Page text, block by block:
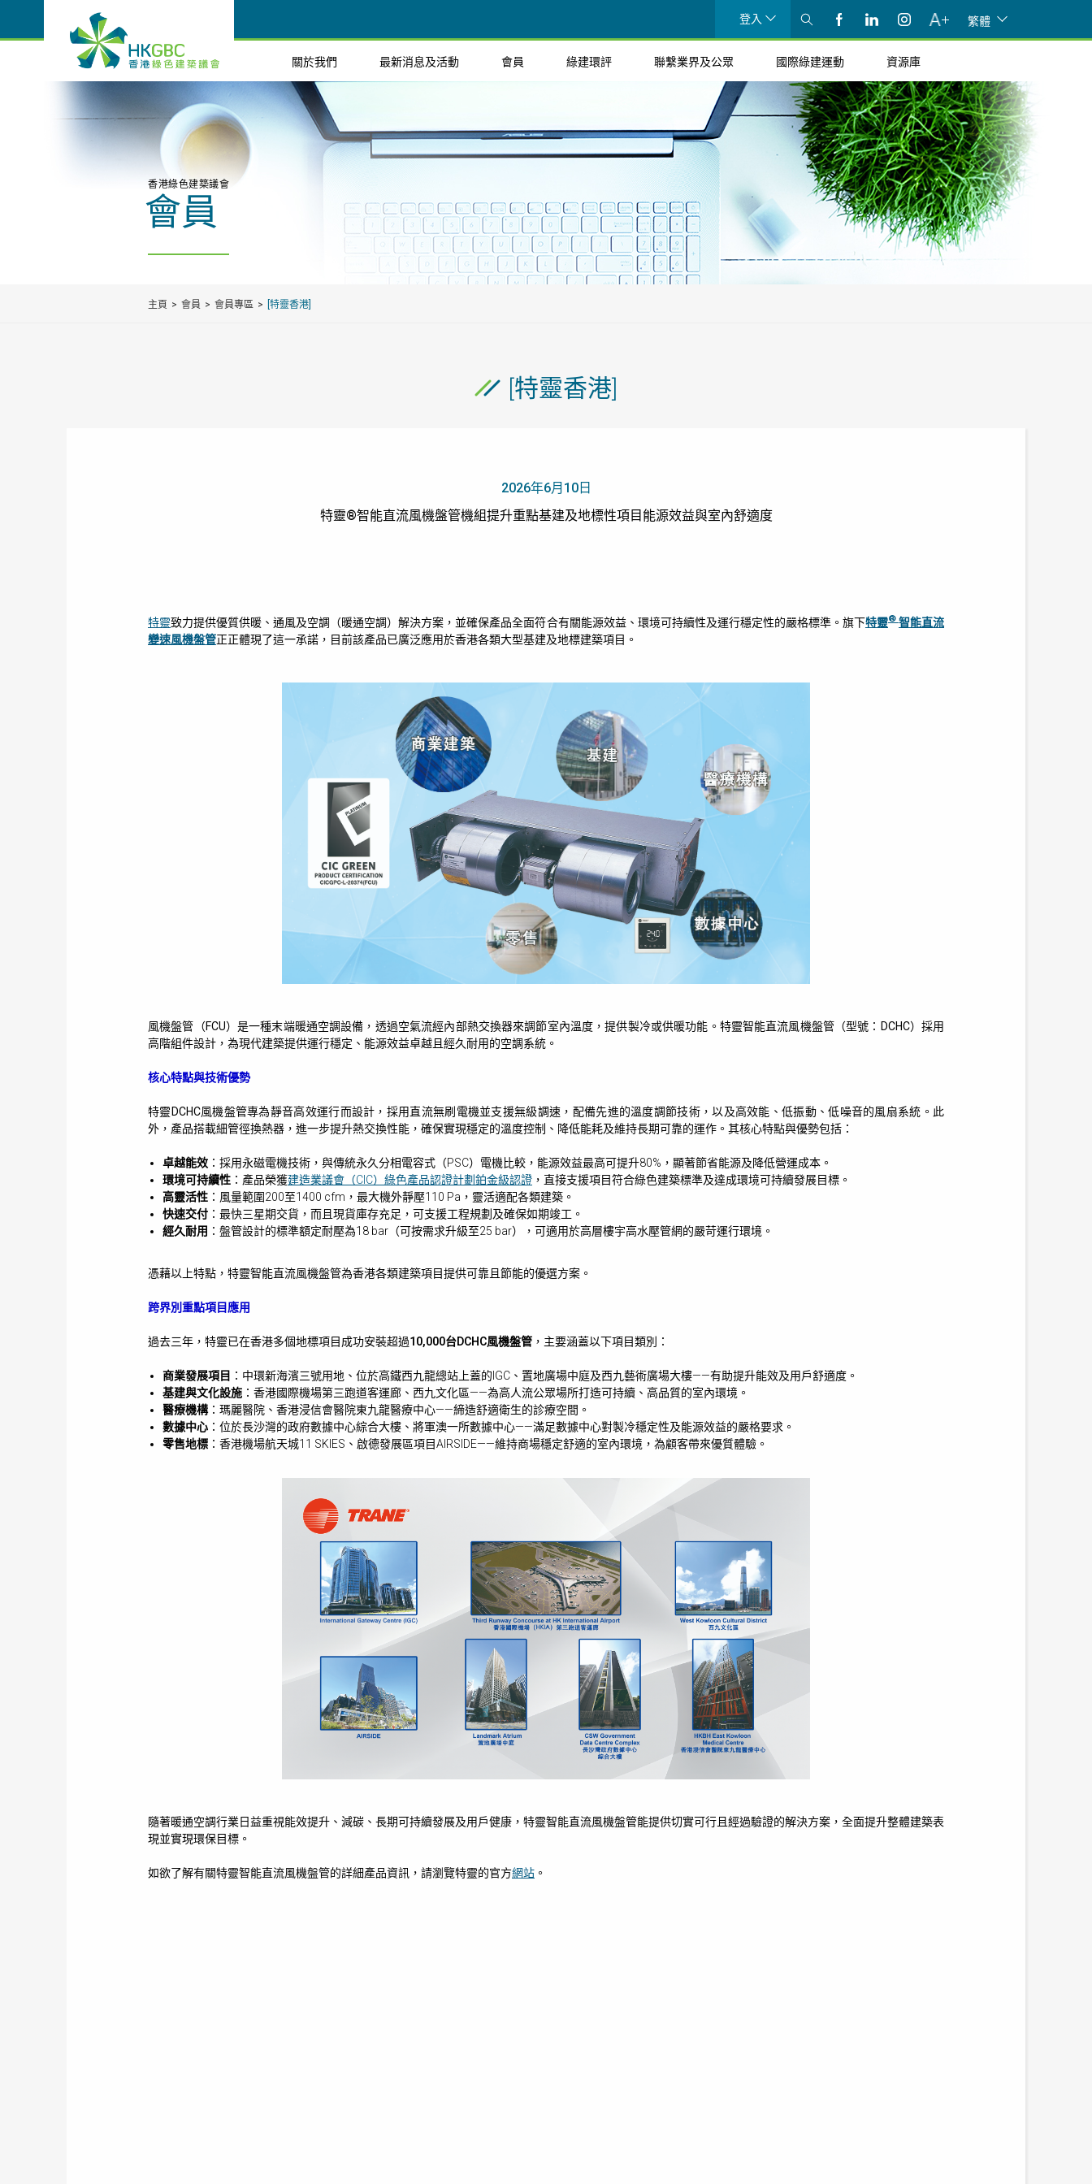
登入 繁體
關於我們 最新消息及活動 會員 綠建環評 聯繫業界及公眾 國際綠建運動 資源庫
香港綠色建築議會
會員
主頁 會員 會員專區 [特靈香港]
[特靈香港]
2026年6月10日
特靈®智能直流風機盤管機組提升重點基建及地標性項目能源效益與室內舒適度
特靈致力提供優質供暖、通風及空調（暖通空調）解決方案，並確保產品全面符合有關能源效益、環境可持續性及運行穩定性的嚴格標準。旗下特靈® 智能直流
變速風機盤管正正體現了這一承諾，目前該產品已廣泛應用於香港各類大型基建及地標建築項目。
風機盤管（FCU）是一種末端暖通空調設備，透過空氣流經內部熱交換器來調節室內溫度，提供製冷或供暖功能。特靈智能直流風機盤管（型號：DCHC）採用
高階組件設計，為現代建築提供運行穩定、能源效益卓越且經久耐用的空調系統。
核心特點與技術優勢
特靈DCHC風機盤管專為靜音高效運行而設計，採用直流無刷電機並支援無級調速，配備先進的溫度調節技術，以及高效能、低振動、低噪音的風扇系統。此
外，產品搭載細管徑換熱器，進一步提升熱交換性能，確保實現穩定的溫度控制、降低能耗及維持長期可靠的運作。其核心特點與優勢包括：
卓越能效 ：採用永磁電機技術，與傳統永久分相電容式（PSC）電機比較，能源效益最高可提升80%，顯著節省能源及降低營運成本。
環境可持續性 ：產品榮獲建造業議會（CIC）綠色產品認證計劃鉑金級認證 ，直接支援項目符合綠色建築標準及達成環境可持續發展目標。
高靈活性 ：風量範圍200至1400 cfm，最大機外靜壓110 Pa，靈活適配各類建築。
快速交付 ：最快三星期交貨，而且現貨庫存充足，可支援工程規劃及確保如期竣工。
經久耐用 ：盤管設計的標準額定耐壓為18 bar（可按需求升級至25 bar），可適用於高層樓宇高水壓管網的嚴苛運行環境。
憑藉以上特點，特靈智能直流風機盤管為香港各類建築項目提供可靠且節能的優選方案。
跨界別重點項目應用
過去三年，特靈已在香港多個地標項目成功安裝超過10,000台DCHC風機盤管 ，主要涵蓋以下項目類別：
商業發展項目 ：中環新海濱三號用地、位於高鐵西九龍總站上蓋的IGC、置地廣場中庭及西九藝術廣場大樓——有助提升能效及用戶舒適度。
基建與文化設施 ：香港國際機場第三跑道客運廊、西九文化區——為高人流公眾場所打造可持續、高品質的室內環境。
醫療機構：瑪麗醫院、香港浸信會醫院東九龍醫療中心——締造舒適衛生的診療空間。
數據中心 ：位於長沙灣的政府數據中心綜合大樓、將軍澳一所數據中心——滿足數據中心對製冷穩定性及能源效益的嚴格要求。
零售地標 ：香港機場航天城11 SKIES、啟德發展區項目AIRSIDE——維持商場穩定舒適的室內環境，為顧客帶來優質體驗。
隨著暖通空調行業日益重視能效提升、減碳、長期可持續發展及用戶健康，特靈智能直流風機盤管能提供切實可行且經過驗證的解決方案，全面提升整體建築表
現並實現環保目標。
如欲了解有關特靈智能直流風機盤管的詳細產品資訊，請瀏覽特靈的官方網站 。